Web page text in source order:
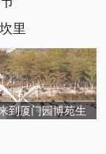
里
到厦门园博苑生